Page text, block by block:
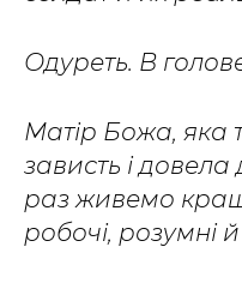
Одуреть. В
Матір Божа, яка
зависть і
раз живемо
робочі, розумні